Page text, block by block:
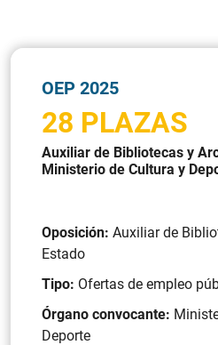
OEP 2025
28 PLAZAS
Auxiliar de Bibliotecas y
Ministerio de Cultura y
Oposición: Auxiliar de
Estado
Tipo: Ofertas de empleo
Órgano convocante:
Deporte